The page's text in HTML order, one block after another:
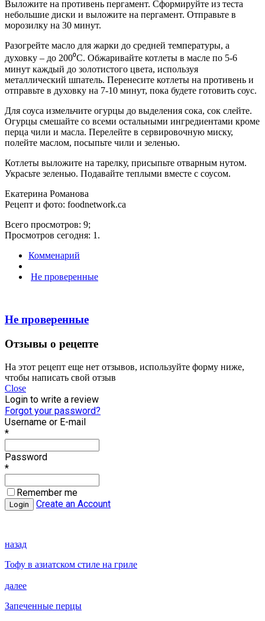
Выложите на противень пергамент. Сформируйте из теста
небольшие диски и выложите на пергамент. Отправьте в
морозилку на 30 минут.
Разогрейте масло для жарки до средней температуры, а
духовку – до 200⁰С. Обжаривайте котлеты в масле по 5-6
минут каждый до золотистого цвета, используя
металлический шпатель. Перенесите котлеты на противень и
отправьте в духовку на 7-10 минут, пока будете готовить соус.
Для соуса измельчите огурцы до выделения сока, сок слейте.
Огурцы смешайте со всеми остальными ингредиентами кроме
перца чили и масла. Перелейте в сервировочную миску,
полейте маслом, посыпьте чили и зеленью.
Котлеты выложите на тарелку, присыпьте отварным нутом.
Украсьте зеленью. Подавайте теплыми вместе с соусом.
Екатерина Романова
Рецепт и фото: foodnetwork.ca
Всего просмотров: 9;
Просмотров сегодня: 1.
Комменарий
Не проверенные
Не проверенные
Отзывы о рецепте
На этот рецепт еще нет отзывов, используйте форму ниже,
чтобы написать свой отзыв
Close
Login to write a review
Forgot your password?
Username or E-mail
*
Password
*
Remember me
Create an Account
назад
Тофу в азиатском стиле на гриле
далее
Запеченные перцы